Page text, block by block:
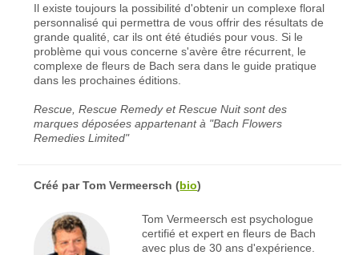
Il existe toujours la possibilité d'obtenir un complexe floral
personnalisé qui permettra de vous offrir des résultats de
grande qualité, car ils ont été étudiés pour vous. Si le
problème qui vous concerne s'avère être récurrent, le
complexe de fleurs de Bach sera dans le guide pratique
dans les prochaines éditions.
Rescue, Rescue Remedy et Rescue Nuit sont des
marques déposées appartenant à "Bach Flowers
Remedies Limited"
Créé parTom Vermeersch (bio)
Tom Vermeersch est psychologue
certifié et expert en fleurs de Bach
avec plus de 30 ans d'expérience.